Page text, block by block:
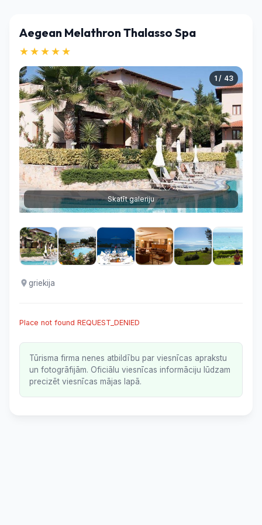
Aegean Melathron Thalasso Spa
★★★★★
1 / 43
Skatīt galeriju
griekija
Place not found REQUEST_DENIED
Tūrisma firma nenes atbildību par viesnīcas aprakstu
un fotogrāfijām. Oficiālu viesnīcas informāciju lūdzam
precizēt viesnīcas mājas lapā.